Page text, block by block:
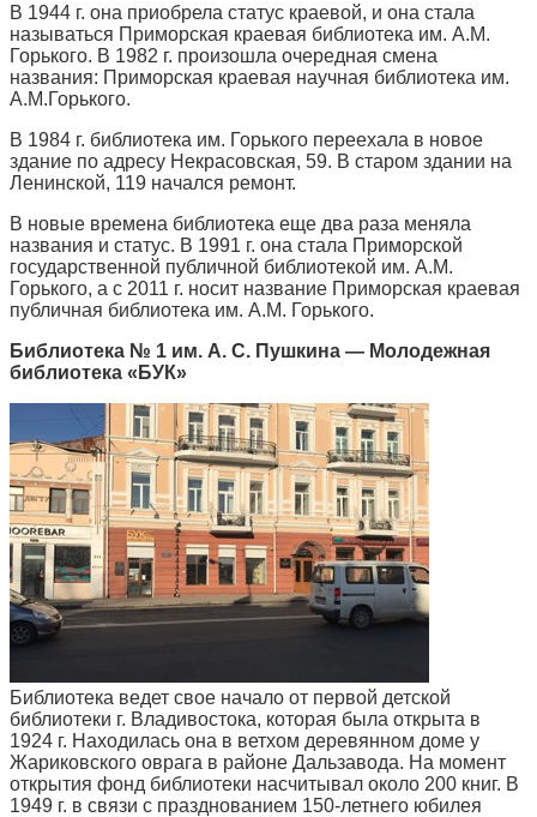
В 1944 г. она приобрела статус краевой, и она стала
называться Приморская краевая библиотека им. А.М.
Горького. В 1982 г. произошла очередная смена
названия: Приморская краевая научная библиотека им.
А.М.Горького.
В 1984 г. библиотека им. Горького переехала в новое
здание по адресу Некрасовская, 59. В старом здании на
Ленинской, 119 начался ремонт.
В новые времена библиотека еще два раза меняла
названия и статус. В 1991 г. она стала Приморской
государственной публичной библиотекой им. А.М.
Горького, а с 2011 г. носит название Приморская краевая
публичная библиотека им. А.М. Горького.
Библиотека № 1 им. А. С. Пушкина — Молодежная
библиотека «БУК»
Библиотека ведет свое начало от первой детской
библиотеки г. Владивостока, которая была открыта в
1924 г. Находилась она в ветхом деревянном доме у
Жариковского оврага в районе Дальзавода. На момент
открытия фонд библиотеки насчитывал около 200 книг. В
1949 г. в связи с празднованием 150-летнего юбилея